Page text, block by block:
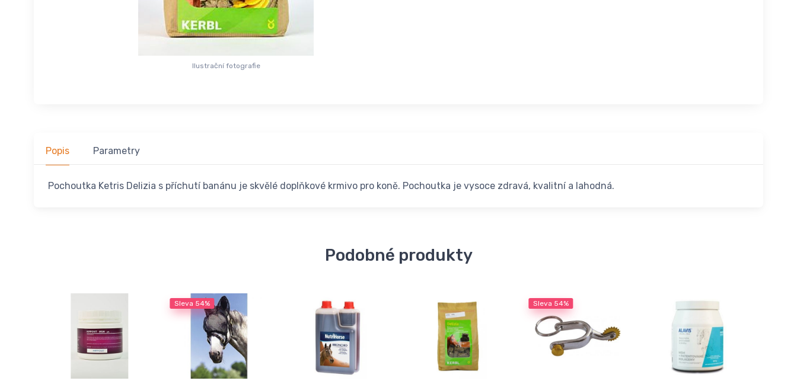
Ilustrační fotografie
Popis Parametry
Pochoutka Ketris Delizia s příchutí banánu je skvělé doplňkové krmivo pro koně. Pochoutka je vysoce zdravá, kvalitní a lahodná.
Podobné produkty
Sleva 54% Sleva 54%